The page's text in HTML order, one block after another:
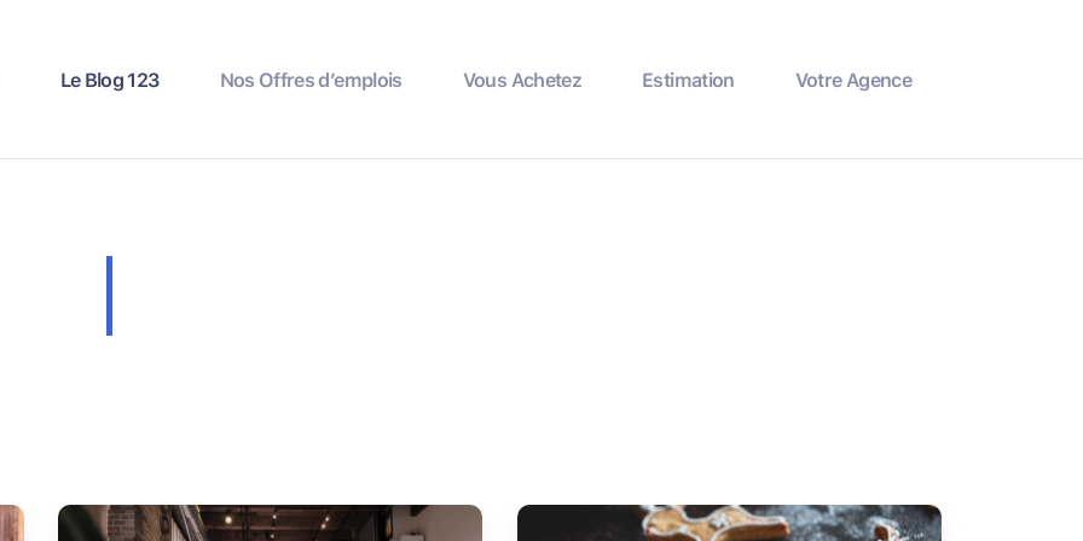
Le Blog 123 Nos Offres d’emplois Vous Achetez Estimation Votre Agence